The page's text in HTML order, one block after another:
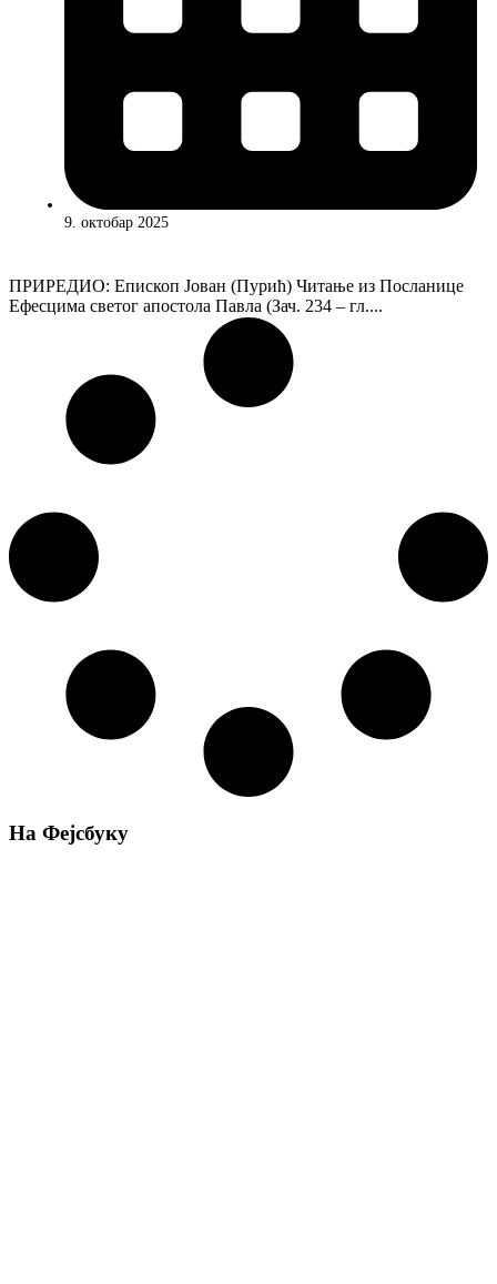
9. октобар 2025
ПРИРЕДИО: Епископ Јован (Пурић) Читање из Посланице
Ефесцима светог апостола Павла (Зач. 234 – гл....
На Фејсбуку